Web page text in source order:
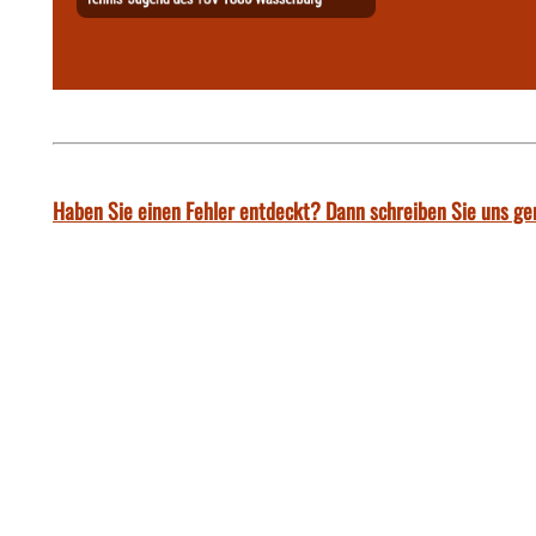
Haben Sie einen Fehler entdeckt? Dann schreiben Sie uns